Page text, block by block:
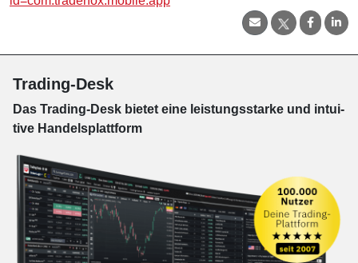
Trading-Desk
Das Trading-Desk bie­tet eine leis­tungs­star­ke und in­tui­
tive Han­dels­platt­form